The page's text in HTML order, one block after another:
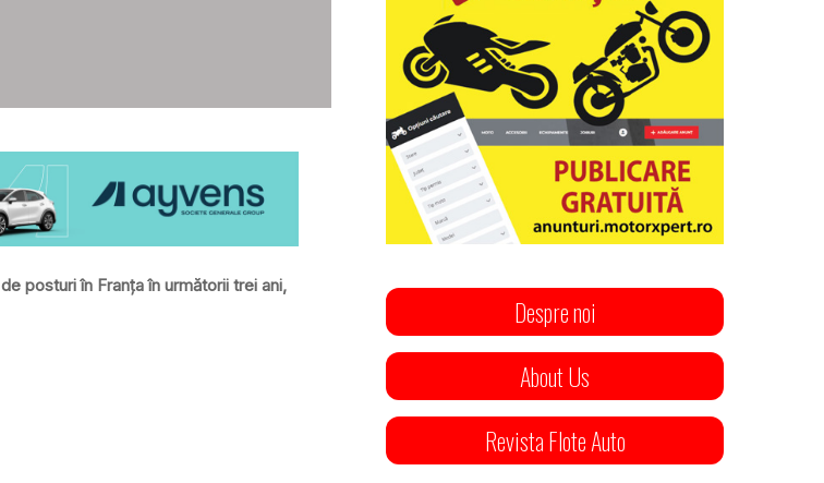
posturi în Franța în următorii trei ani,
Despre noi
About Us
Revista Flote Auto